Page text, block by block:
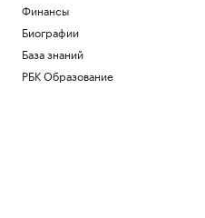
Финансы
Биографии
База знаний
РБК Образование